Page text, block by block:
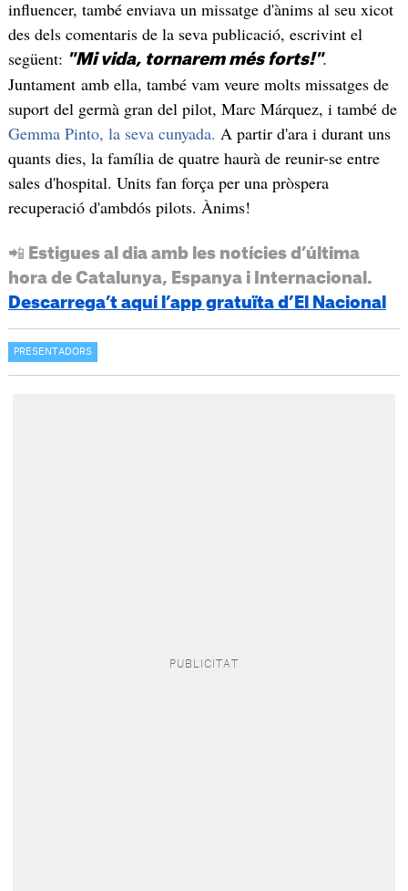
influencer, també enviava un missatge d'ànims al seu xicot
des dels comentaris de la seva publicació, escrivint el
següent: "Mi vida, tornarem més forts!".
Juntament amb ella, també vam veure molts missatges de
suport del germà gran del pilot, Marc Márquez, i també de
Gemma Pinto, la seva cunyada. A partir d'ara i durant uns
quants dies, la família de quatre haurà de reunir-se entre
sales d'hospital. Units fan força per una pròspera
recuperació d'ambdós pilots. Ànims!
📲 Estigues al dia amb les notícies d’última
hora de Catalunya, Espanya i Internacional.
Descarrega’t aquí l’app gratuïta d’El Nacional
PRESENTADORS